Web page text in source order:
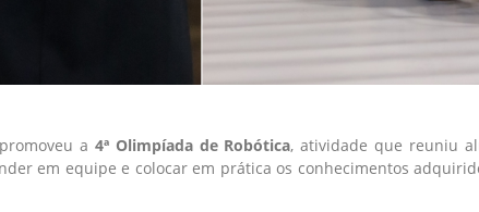
promoveu a 4ª Olimpíada de Robótica, atividade que reuniu
em equipe e colocar em prática os conhecimentos